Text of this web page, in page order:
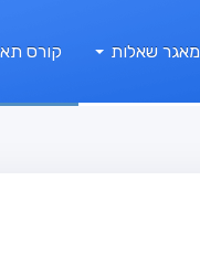
מאגר שאלות קורס